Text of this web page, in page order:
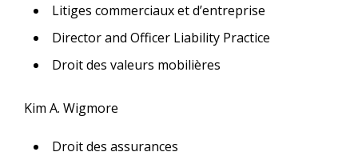
Litiges commerciaux et d’entreprise
Director and Officer Liability Practice
Droit des valeurs mobilières
Kim A. Wigmore
Droit des assurances